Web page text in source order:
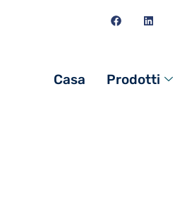
Casa Prodotti